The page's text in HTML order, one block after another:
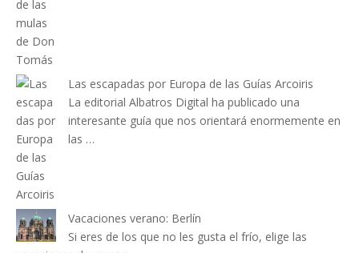
Las escapadas por Europa de las Guías Arcoiris
La editorial Albatros Digital ha publicado una
interesante guía que nos orientará enormemente en
las …
Vacaciones verano: Berlín
Si eres de los que no les gusta el frío, elige las